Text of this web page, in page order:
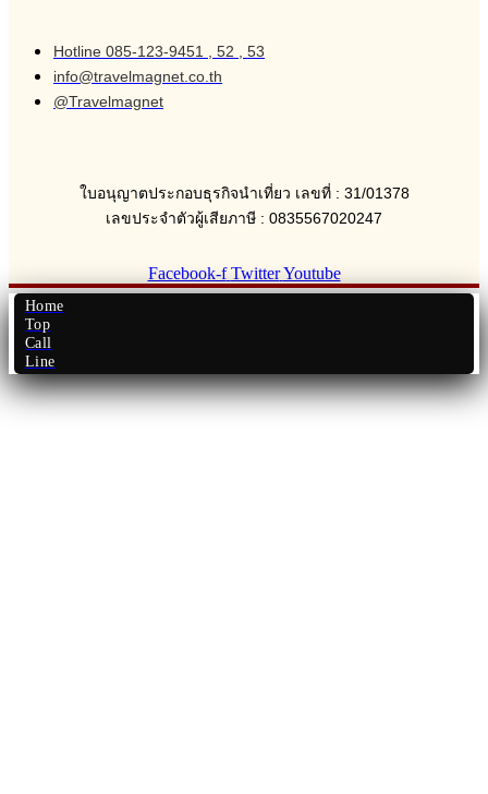
Hotline 085-123-9451 , 52 , 53
info@travelmagnet.co.th
@Travelmagnet
ใบอนุญาตประกอบธุรกิจนำเที่ยว เลขที่ : 31/01378
เลขประจำตัวผู้เสียภาษี : 0835567020247
Facebook-f Twitter Youtube
Home
Top
Call
Line